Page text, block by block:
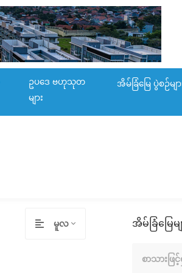
ဥပဒေ ဗဟုသုတ
များ
အိမ်ခြံမြေ ပွဲစဉ်မျာ
မူလ
အိမ်ခြံမြေမ
စာသားဖြ